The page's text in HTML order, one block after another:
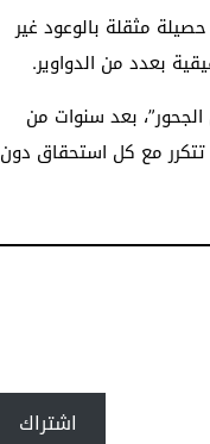
مثقلة بالوعود غير
بعدد من الدواوير.
بعد سنوات من
تتكرر مع كل استحقاق دون
اشتراك